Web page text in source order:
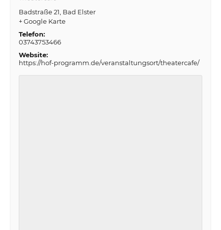
Badstraße 21 Bad Elster
+ Google Karte
Telefon:
03743753466
Website:
https://hof-programm.de/veranstaltungsort/theatercafe/